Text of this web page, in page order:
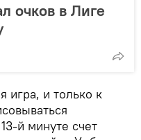
очков в Лиге
игра, и только к
й минуте счет